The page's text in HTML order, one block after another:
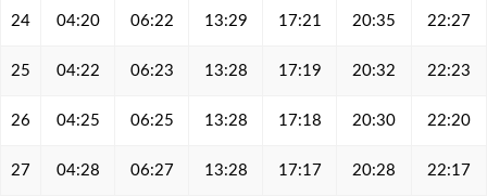
24 04:20 06:22 13:29 17:21 20:35 22:27
25 04:22 06:23 13:28 17:19 20:32 22:23
26 04:25 06:25 13:28 17:18 20:30 22:20
27 04:28 06:27 13:28 17:17 20:28 22:17